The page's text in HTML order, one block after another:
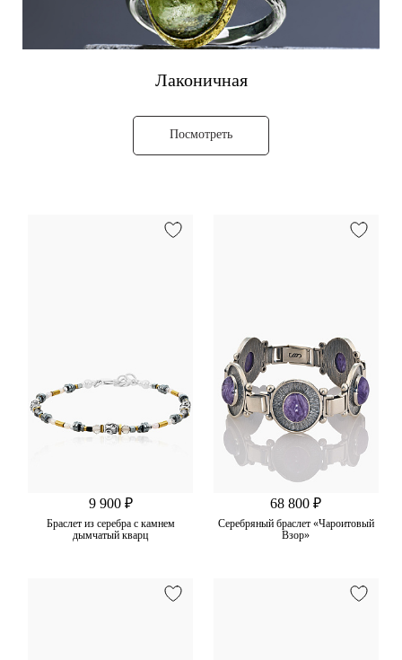
Лаконичная
Посмотреть
9 900 ₽
Браслет из серебра с камнем
дымчатый кварц
68 800 ₽
Серебряный браслет «Чароитовый
Взор»